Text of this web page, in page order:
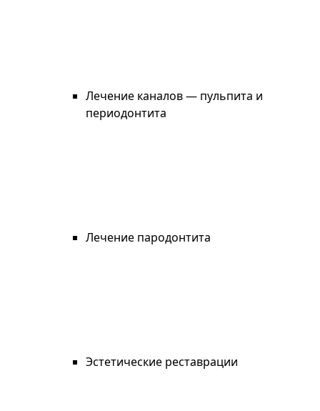
Лечение каналов — пульпита и
периодонтита
Лечение пародонтита
Эстетические реставрации